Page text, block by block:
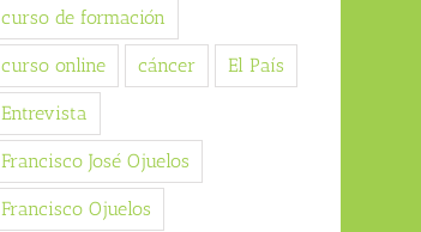
curso de formación
curso online cáncer El País
Entrevista
Francisco José Ojuelos
Francisco Ojuelos